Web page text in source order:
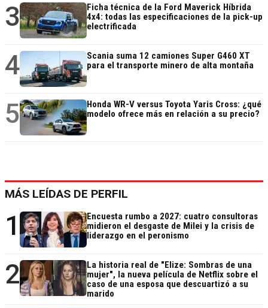
3
Ficha técnica de la Ford Maverick Híbrida
4x4: todas las especificaciones de la pick-up
electrificada
4
Scania suma 12 camiones Super G460 XT
para el transporte minero de alta montaña
5
Honda WR-V versus Toyota Yaris Cross: ¿qué
modelo ofrece más en relación a su precio?
MÁS LEÍDAS DE PERFIL
1
Encuesta rumbo a 2027: cuatro consultoras
midieron el desgaste de Milei y la crisis de
liderazgo en el peronismo
2
La historia real de "Elize: Sombras de una
mujer", la nueva película de Netflix sobre el
caso de una esposa que descuartizó a su
marido